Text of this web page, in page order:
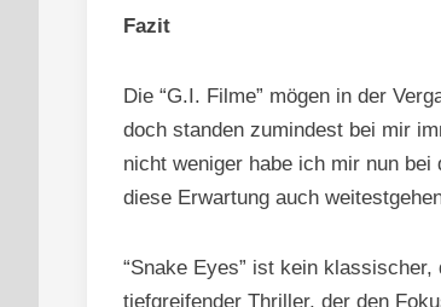
Fazit
Die “G.I. Filme” mögen in der
doch standen zumindest bei mir
nicht weniger habe ich mir nun
diese Erwartung auch
“Snake Eyes” ist kein
tiefgreifender Thriller, der den